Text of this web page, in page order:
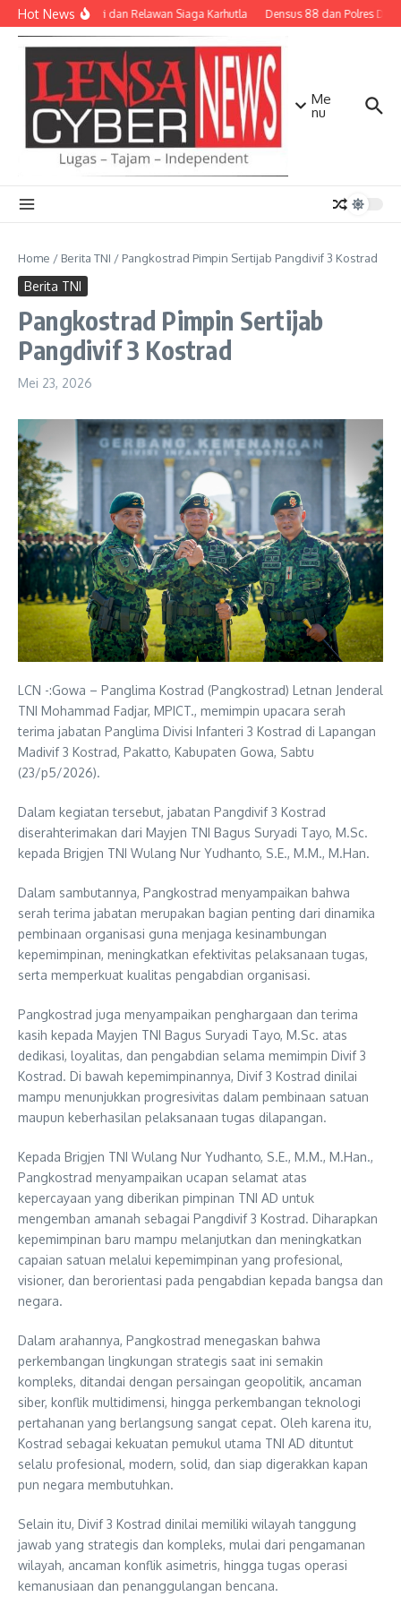
Lewati ke konten
Hot NewsTNI-Polri dan Relawan Siaga Karhutla Densus 88 dan Polres
Me
nu
Home / Berita TNI / Pangkostrad Pimpin Sertijab Pangdivif 3 Kostrad
Berita TNI
Pangkostrad Pimpin Sertijab
Pangdivif 3 Kostrad
Mei 23, 2026
LCN -:Gowa – Panglima Kostrad (Pangkostrad) Letnan Jenderal
TNI Mohammad Fadjar, MPICT., memimpin upacara serah
terima jabatan Panglima Divisi Infanteri 3 Kostrad di Lapangan
Madivif 3 Kostrad, Pakatto, Kabupaten Gowa, Sabtu
(23/p5/2026).
Dalam kegiatan tersebut, jabatan Pangdivif 3 Kostrad
diserahterimakan dari Mayjen TNI Bagus Suryadi Tayo, M.Sc.
kepada Brigjen TNI Wulang Nur Yudhanto, S.E., M.M., M.Han.
Dalam sambutannya, Pangkostrad menyampaikan bahwa
serah terima jabatan merupakan bagian penting dari dinamika
pembinaan organisasi guna menjaga kesinambungan
kepemimpinan, meningkatkan efektivitas pelaksanaan tugas,
serta memperkuat kualitas pengabdian organisasi.
Pangkostrad juga menyampaikan penghargaan dan terima
kasih kepada Mayjen TNI Bagus Suryadi Tayo, M.Sc. atas
dedikasi, loyalitas, dan pengabdian selama memimpin Divif 3
Kostrad. Di bawah kepemimpinannya, Divif 3 Kostrad dinilai
mampu menunjukkan progresivitas dalam pembinaan satuan
maupun keberhasilan pelaksanaan tugas dilapangan.
Kepada Brigjen TNI Wulang Nur Yudhanto, S.E., M.M., M.Han.,
Pangkostrad menyampaikan ucapan selamat atas
kepercayaan yang diberikan pimpinan TNI AD untuk
mengemban amanah sebagai Pangdivif 3 Kostrad. Diharapkan
kepemimpinan baru mampu melanjutkan dan meningkatkan
capaian satuan melalui kepemimpinan yang profesional,
visioner, dan berorientasi pada pengabdian kepada bangsa dan
negara.
Dalam arahannya, Pangkostrad menegaskan bahwa
perkembangan lingkungan strategis saat ini semakin
kompleks, ditandai dengan persaingan geopolitik, ancaman
siber, konflik multidimensi, hingga perkembangan teknologi
pertahanan yang berlangsung sangat cepat. Oleh karena itu,
Kostrad sebagai kekuatan pemukul utama TNI AD dituntut
selalu profesional, modern, solid, dan siap digerakkan kapan
pun negara membutuhkan.
Selain itu, Divif 3 Kostrad dinilai memiliki wilayah tanggung
jawab yang strategis dan kompleks, mulai dari pengamanan
wilayah, ancaman konflik asimetris, hingga tugas operasi
kemanusiaan dan penanggulangan bencana.